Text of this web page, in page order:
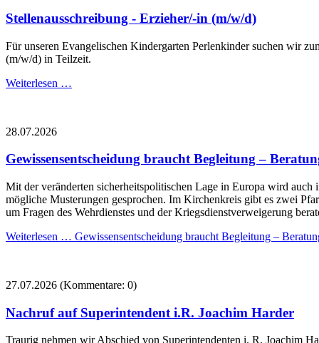
Stellenausschreibung - Erzieher/-in (m/w/d)
Für unseren Evangelischen Kindergarten Perlenkinder suchen wir
(m/w/d) in Teilzeit.
Weiterlesen …
28.07.2026
Gewissensentscheidung braucht Begleitung –
Mit der veränderten sicherheitspolitischen Lage in Europa wird
mögliche Musterungen gesprochen. Im Kirchenkreis gibt es zwei
um Fragen des Wehrdienstes und der Kriegsdienstverweigerung
Weiterlesen … Gewissensentscheidung braucht Begleitung –
27.07.2026 (Kommentare: 0)
Nachruf auf Superintendent i.R. Joachim Harder
Traurig nehmen wir Abschied von Superintendenten i. R. Joachim